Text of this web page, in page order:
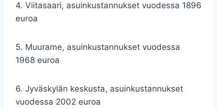
4. Viitasaari, asuinkustannukset vuodessa 1896
euroa
5. Muurame, asuinkustannukset vuodessa
1968 euroa
6. Jyväskylän keskusta, asuinkustannukset
vuodessa 2002 euroa